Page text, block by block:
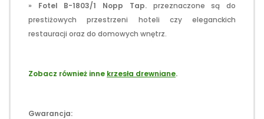
» Fotel B-1803/1 Nopp Tap.
przeznaczone są do
prestiżowych przestrzeni hoteli czy eleganckich
restauracji oraz do domowych wnętrz.
Zobacz również inne krzesła drewniane.
Gwarancja: